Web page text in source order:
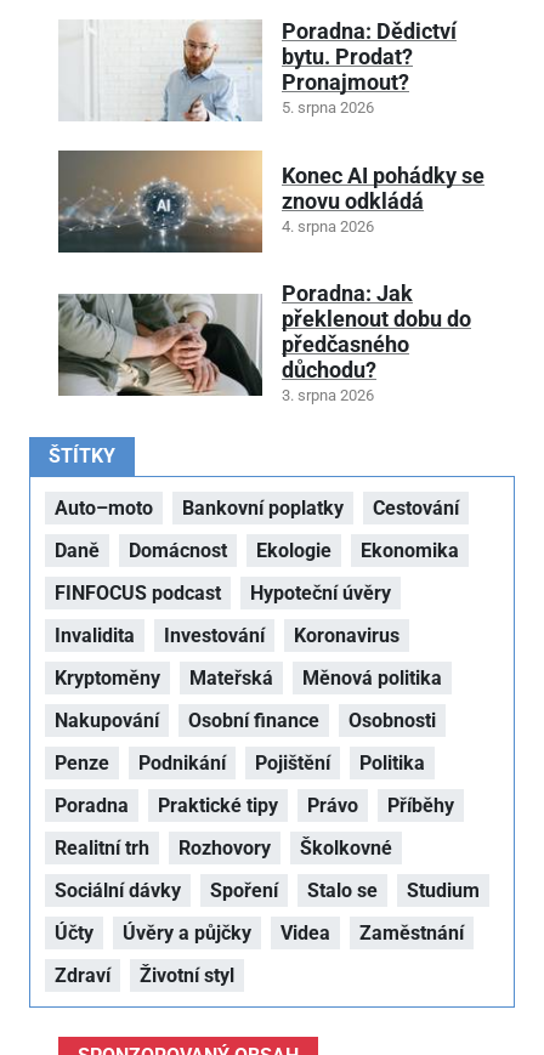
Poradna: Dědictví
bytu. Prodat?
Pronajmout?
5. srpna 2026
Konec AI pohádky se
znovu odkládá
4. srpna 2026
Poradna: Jak
překlenout dobu do
předčasného
důchodu?
3. srpna 2026
ŠTÍTKY
Auto–moto Bankovní poplatky
Cestování
Daně
Domácnost Ekologie
Ekonomika
FINFOCUS podcast
Hypoteční úvěry
Invalidita
Investování
Koronavirus
Kryptoměny
Mateřská
Měnová politika
Nakupování
Osobní finance
Osobnosti
Penze
Podnikání Pojištění
Politika
Poradna
Praktické tipy Právo
Příběhy
Realitní trh
Rozhovory
Školkovné
Sociální dávky
Spoření Stalo se
Studium
Účty
Úvěry a půjčky Videa
Zaměstnání
Zdraví
Životní styl